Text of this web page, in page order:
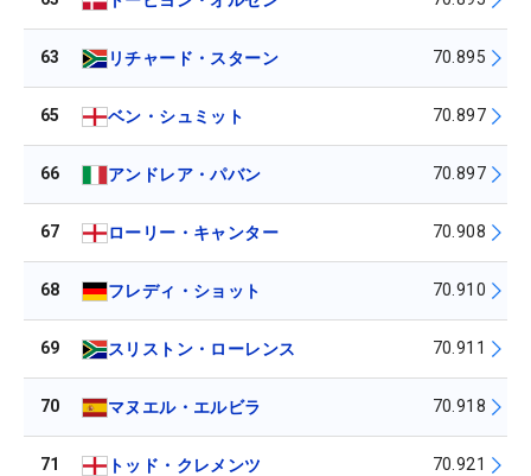
63 リチャード・スターン 70.895
65 ベン・シュミット 70.897
66 アンドレア・パバン 70.897
67 ローリー・キャンター 70.908
68 フレディ・ショット 70.910
69 スリストン・ローレンス 70.911
70 マヌエル・エルビラ 70.918
71 トッド・クレメンツ 70.921